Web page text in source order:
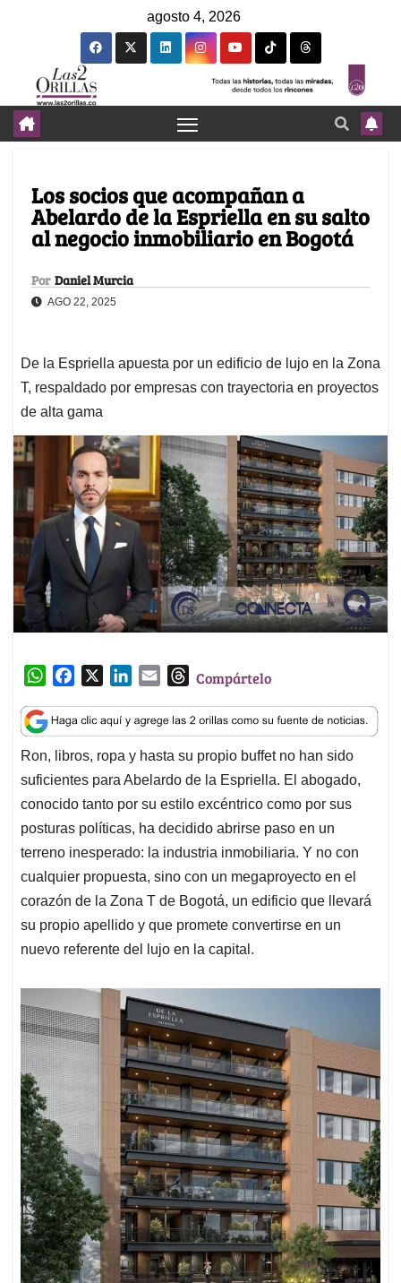
agosto 4, 2026
Los socios que acompañan a
Abelardo de la Espriella en su salto
al negocio inmobiliario en Bogotá
Por Daniel Murcia
AGO 22, 2025
De la Espriella apuesta por un edificio de lujo en la Zona
T, respaldado por empresas con trayectoria en proyectos
de alta gama
W
a
t
s
A
p
p
c
e
b
o
o
k
n
k
e
d
I
n
a
i
l
T
r
e
a
d
s
Compártelo
Ron, libros, ropa y hasta su propio buffet no han sido
suficientes para Abelardo de la Espriella. El abogado,
conocido tanto por su estilo excéntrico como por sus
posturas políticas, ha decidido abrirse paso en un
terreno inesperado: la industria inmobiliaria. Y no con
cualquier propuesta, sino con un megaproyecto en el
corazón de la Zona T de Bogotá, un edificio que llevará
su propio apellido y que promete convertirse en un
nuevo referente del lujo en la capital.